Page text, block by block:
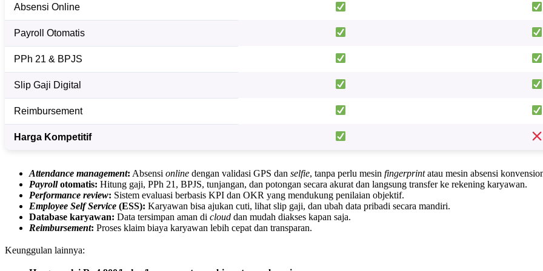
Absensi Online
Payroll Otomatis
PPh 21 & BPJS
Slip Gaji Digital
Reimbursement
Harga Kompetitif
Attendance management: Absensi online dengan validasi GPS dan selfie, tanpa perlu mesin fingerprintatau mesin absensi
Payrollotomatis: Hitung gaji, PPh 21, BPJS, tunjangan, dan potongan secara akurat dan langsung transfer ke rekening karyawan.
Performance review: Sistem evaluasi berbasis KPI dan OKR yang mendukung penilaian objektif.
Employee Self Service (ESS): Karyawan bisa ajukan cuti, lihat slip gaji, dan ubah data pribadi secara mandiri.
Database karyawan: Data tersimpan aman di cloud dan mudah diakses kapan saja.
Reimbursement: Proses klaim biaya karyawan lebih cepat dan transparan.
Keunggulan lainnya: